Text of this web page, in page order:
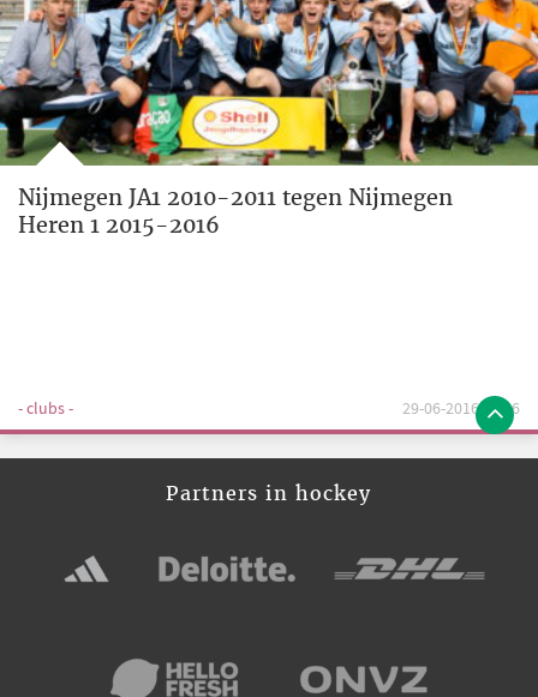
Nijmegen JA1 2010-2011 tegen Nijmegen
Heren 1 2015-2016
- clubs - 29-06-2016 14:26
Partners in hockey